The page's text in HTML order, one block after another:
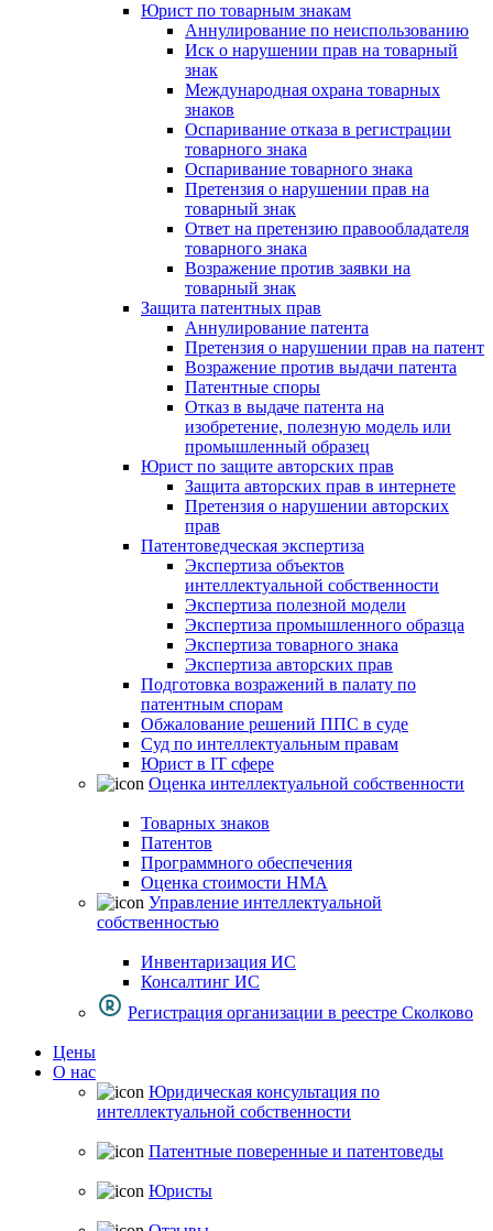
Юрист по товарным знакам
Аннулирование по неиспользованию
Иск о нарушении прав на товарный
знак
Международная охрана товарных
знаков
Оспаривание отказа в регистрации
товарного знака
Оспаривание товарного знака
Претензия о нарушении прав на
товарный знак
Ответ на претензию правообладателя
товарного знака
Возражение против заявки на
товарный знак
Защита патентных прав
Аннулирование патента
Претензия о нарушении прав на патент
Возражение против выдачи патента
Патентные споры
Отказ в выдаче патента на
изобретение, полезную модель или
промышленный образец
Юрист по защите авторских прав
Защита авторских прав в интернете
Претензия о нарушении авторских
прав
Патентоведческая экспертиза
Экспертиза объектов
интеллектуальной собственности
Экспертиза полезной модели
Экспертиза промышленного образца
Экспертиза товарного знака
Экспертиза авторских прав
Подготовка возражений в палату по
патентным спорам
Обжалование решений ППС в суде
Суд по интеллектуальным правам
Юрист в IT сфере
Оценка интеллектуальной собственности
Товарных знаков
Патентов
Программного обеспечения
Оценка стоимости НМА
Управление интеллектуальной
собственностью
Инвентаризация ИС
Консалтинг ИС
Регистрация организации в реестре Сколково
Цены
О нас
Юридическая консультация по
интеллектуальной собственности
Патентные поверенные и патентоведы
Юристы